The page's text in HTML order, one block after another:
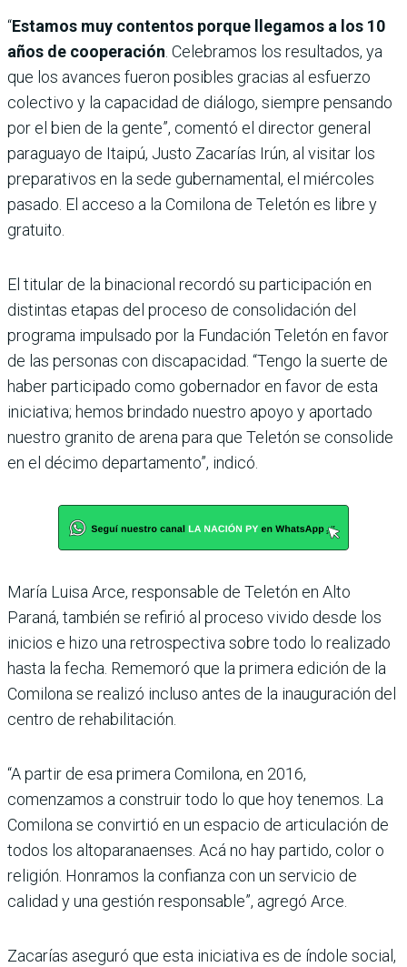
“Estamos muy contentos porque llegamos a los 10
años de cooperación. Celebramos los resultados, ya
que los avances fueron posibles gracias al esfuerzo
colectivo y la capacidad de diálogo, siempre pensando
por el bien de la gente”, comentó el director general
paraguayo de Itaipú, Justo Zacarías Irún, al visitar los
preparativos en la sede gubernamental, el miércoles
pasado. El acceso a la Comilona de Teletón es libre y
gratuito.
El titular de la binacional recordó su participación en
distintas etapas del proceso de consolidación del
programa impulsado por la Fundación Teletón en favor
de las personas con discapacidad. “Tengo la suerte de
haber participado como gobernador en favor de esta
iniciativa; hemos brindado nuestro apoyo y aportado
nuestro granito de arena para que Teletón se consolide
en el décimo departamento”, indicó.
María Luisa Arce, responsable de Teletón en Alto
Paraná, también se refirió al proceso vivido desde los
inicios e hizo una retrospectiva sobre todo lo realizado
hasta la fecha. Rememoró que la primera edición de la
Comilona se realizó incluso antes de la inauguración del
centro de rehabilitación.
“A partir de esa primera Comilona, en 2016,
comenzamos a construir todo lo que hoy tenemos. La
Comilona se convirtió en un espacio de articulación de
todos los altoparanaenses. Acá no hay partido, color o
religión. Honramos la confianza con un servicio de
calidad y una gestión responsable”, agregó Arce.
Zacarías aseguró que esta iniciativa es de índole social,